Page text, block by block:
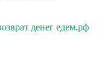
денег едем.рф